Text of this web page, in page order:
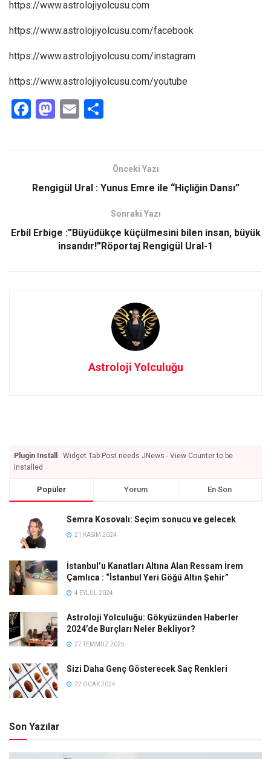
https://www.astrolojiyolcusu.com
https://www.astrolojiyolcusu.com/facebook
https://www.astrolojiyolcusu.com/instagram
https://www.astrolojiyolcusu.com/youtube
F
o
k
M
d
n
E
Önceki Yazı
Rengigül Ural : Yunus Emre ile “Hiçliğin Dansı”
Sonraki Yazı
Erbil Erbige :”Büyüdükçe küçülmesini bilen insan, büyük
insandır!”Röportaj Rengigül Ural-1
Astroloji Yolculuğu
Plugin Install
: Widget Tab Post needs JNews - View Counter to be
installed
Popüler Yorum En Son
Semra Kosovalı: Seçim sonucu ve gelecek
21 KASIM 2024
İstanbul’u Kanatları Altına Alan Ressam İrem
Çamlıca : “İstanbul Yeri Göğü Altın Şehir”
4 EYLÜL 2024
Astroloji Yolculuğu: Gökyüzünden Haberler
2024’de Burçları Neler Bekliyor?
27 TEMMUZ 2025
Sizi Daha Genç Gösterecek Saç Renkleri
22 OCAK 2024
Son Yazılar